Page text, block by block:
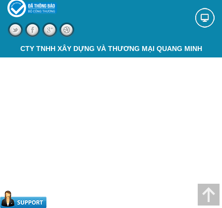
CTY TNHH XÂY DỰNG VÀ THƯƠNG MẠI QUANG MINH